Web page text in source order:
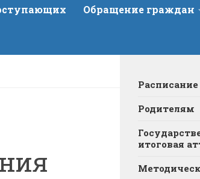
Обращение граждан
Расписание
Родителям
итоговая